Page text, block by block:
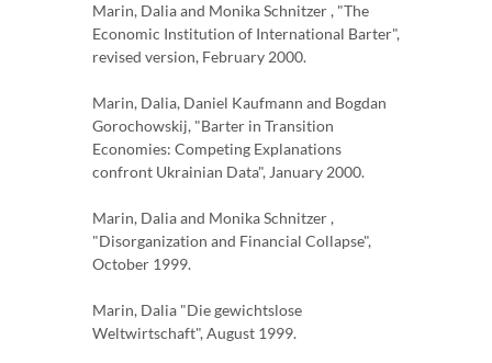
Marin, Dalia and Monika Schnitzer , "The
Economic Institution of International Barter",
revised version, February 2000.
Marin, Dalia, Daniel Kaufmann and Bogdan
Gorochowskij, "Barter in Transition
Economies: Competing Explanations
confront Ukrainian Data", January 2000.
Marin, Dalia and Monika Schnitzer ,
"Disorganization and Financial Collapse",
October 1999.
Marin, Dalia "Die gewichtslose
Weltwirtschaft", August 1999.